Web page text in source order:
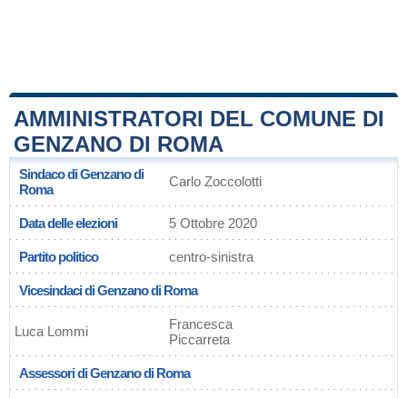
AMMINISTRATORI DEL COMUNE DI
GENZANO DI ROMA
Sindaco di Genzano di
Roma
Carlo Zoccolotti
Data delle elezioni 5 Ottobre 2020
Partito politico centro-sinistra
Vicesindaci di Genzano di Roma
Luca Lommi
Francesca
Piccarreta
Assessori di Genzano di Roma